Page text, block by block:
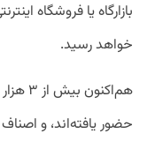
بازارگاه یا فروشگاه
خواهد رسید.
حضور یافته‌اند، و